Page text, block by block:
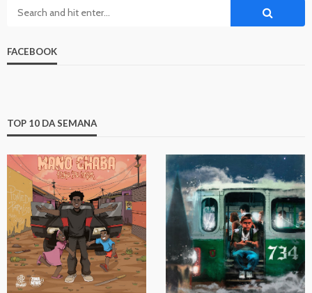
FACEBOOK
TOP 10 DA SEMANA